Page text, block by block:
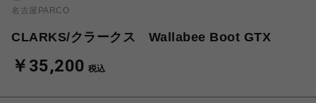
名古屋PARCO
CLARKS/クラークス Wallabee Boot GTX
￥35,200 税込